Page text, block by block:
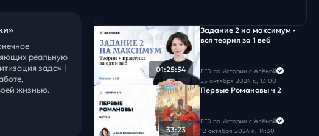
реальную
задач |
жизнью.
01:25:54
Задание 2 на максимум -
вся теория за 1 веб
ЕГЭ по Истории с Алёной
25 октября 2024 г., 13:00
33:23
Первые Романовы ч 2
ЕГЭ по Истории с Алёной
12 октября 2024 г., 14:30